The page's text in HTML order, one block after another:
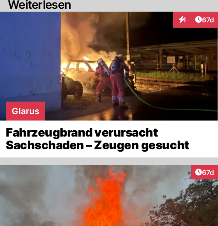
Weiterlesen
1 67d
Glarus
Fahrzeugbrand verursacht
Sachschaden – Zeugen gesucht
67d